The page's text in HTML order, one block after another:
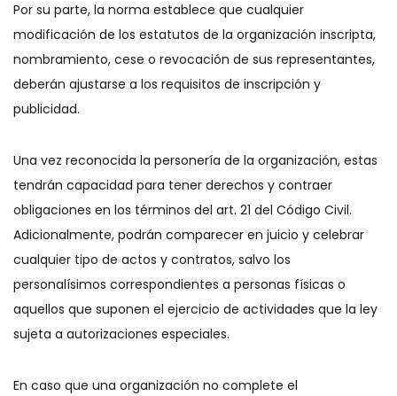
Por su parte, la norma establece que cualquier
modificación de los estatutos de la organización inscripta,
nombramiento, cese o revocación de sus representantes,
deberán ajustarse a los requisitos de inscripción y
publicidad.
Una vez reconocida la personería de la organización, estas
tendrán capacidad para tener derechos y contraer
obligaciones en los términos del art. 21 del Código Civil.
Adicionalmente, podrán comparecer en juicio y celebrar
cualquier tipo de actos y contratos, salvo los
personalísimos correspondientes a personas físicas o
aquellos que suponen el ejercicio de actividades que la ley
sujeta a autorizaciones especiales.
En caso que una organización no complete el